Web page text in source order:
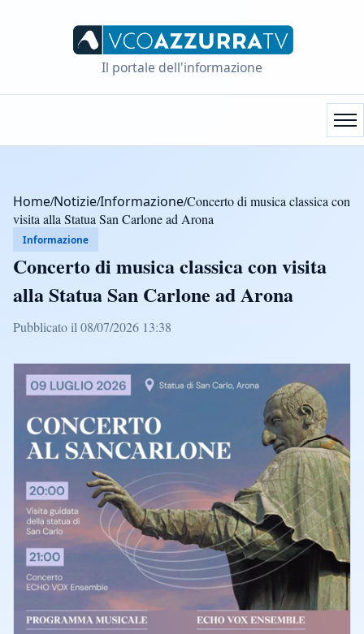
Il portale dell'informazione
Home/Notizie/Informazione/Concerto di musica classica con
visita alla Statua San Carlone ad Arona
Informazione
Concerto di musica classica con visita
alla Statua San Carlone ad Arona
Pubblicato il 08/07/2026 13:38